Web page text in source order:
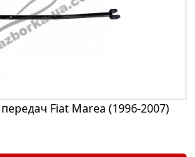
Fiat Marea (1996-2007)